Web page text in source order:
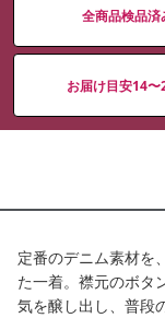
全商品検品済
お届け目安14〜
定番のデニム素材を
た一着。襟元のボタ
気を醸し出し、普段